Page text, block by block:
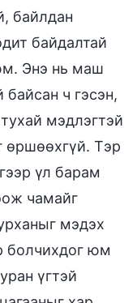
байлдан
байдалтай
Энэ нь маш
байсан ч гэсэн,
мэдлэгтэй
өршөөхгүй. Тэр
үл барам
чамайг
мэдэх
болчихдог юм
үгтэй